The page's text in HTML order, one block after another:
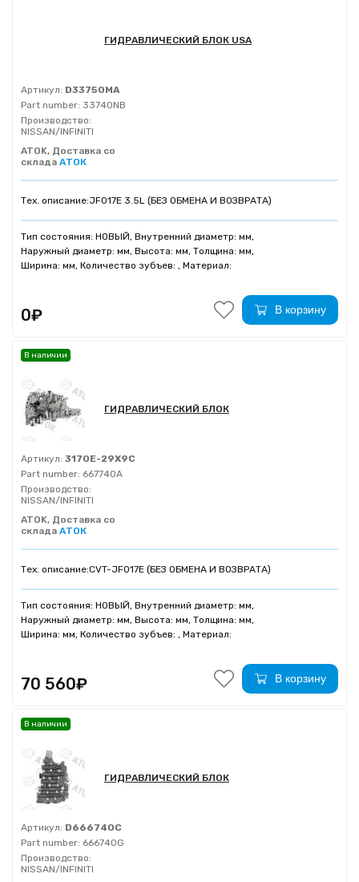
ГИДРАВЛИЧЕСКИЙ БЛОК USA
Артикул: D33750MA
Part number: 33740NB
Производство:
NISSAN/INFINITI
ATOK, Доставка со
склада АТОК
Тех. описание:JF017E 3.5L (БЕЗ ОБМЕНА И ВОЗВРАТА)
Тип состояния: НОВЫЙ, Внутренний диаметр: мм,
Наружный диаметр: мм, Высота: мм, Толщина: мм,
Ширина: мм, Количество зубъев: , Материал:
0₽ В корзину
ГИДРАВЛИЧЕСКИЙ БЛОК
Артикул: 3170E-29X9C
Part number: 667740A
Производство:
NISSAN/INFINITI
ATOK, Доставка со
склада АТОК
Тех. описание:CVT-JF017E (БЕЗ ОБМЕНА И ВОЗВРАТА)
Тип состояния: НОВЫЙ, Внутренний диаметр: мм,
Наружный диаметр: мм, Высота: мм, Толщина: мм,
Ширина: мм, Количество зубъев: , Материал:
В наличии
70 560₽ В корзину
ГИДРАВЛИЧЕСКИЙ БЛОК
Артикул: D666740C
Part number: 666740G
Производство:
NISSAN/INFINITI
В наличии